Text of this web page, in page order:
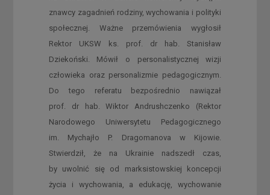
znawcy zagadnień rodziny, wychowania i polityki
społecznej. Ważne przemówienia wygłosił
Rektor UKSW ks. prof. dr hab. Stanisław
Dziekoński. Mówił o personalistycznej wizji
człowieka oraz personalizmie pedagogicznym.
Do tego referatu bezpośrednio nawiązał
prof. dr hab. Wiktor Andrushczenko (Rektor
Narodowego Uniwersytetu Pedagogicznego
im. Mychajło P. Dragomanova w Kijowie.
Stwierdził, że na Ukrainie nadszedł czas,
by uwolnić się od marksistowskiej koncepcji
życia i wychowania, a edukację, wychowanie